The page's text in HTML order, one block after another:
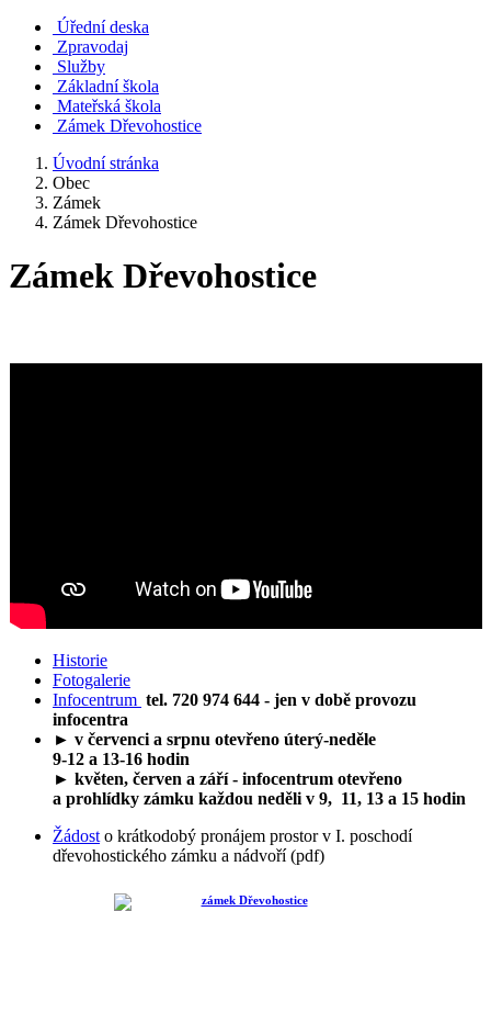
Úřední deska
Zpravodaj
Služby
Základní škola
Mateřská škola
Zámek Dřevohostice
Úvodní stránka
Obec
Zámek
Zámek Dřevohostice
Zámek Dřevohostice
Historie
Fotogalerie
Infocentrum tel. 720 974 644 - jen v době provozu
infocentra
► v červenci a srpnu otevřeno úterý-neděle
9-12 a 13-16 hodin
► květen, červen a září - infocentrum otevřeno
a prohlídky zámku každou neděli v 9, 11, 13 a 15 hodin
Žádost o krátkodobý pronájem prostor v I. poschodí
dřevohostického zámku a nádvoří (pdf)